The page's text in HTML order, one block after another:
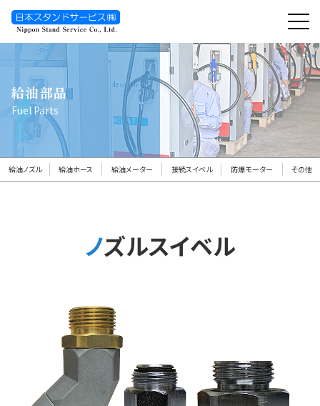
給油部品
Fuel Parts
給油ノズル 給油ホース 給油メーター 接続スイベル 防爆モーター その他
ノズルスイベル